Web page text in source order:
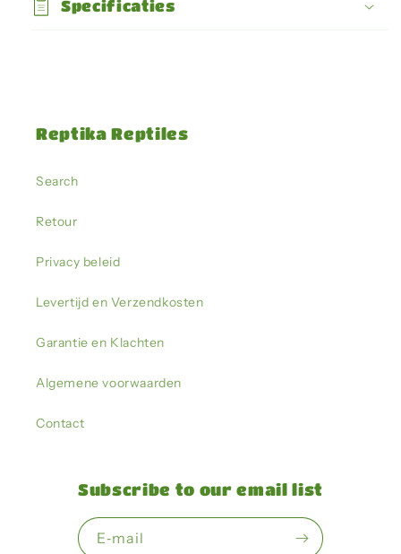
Specificaties
Reptika Reptiles
Search
Retour
Privacy beleid
Levertijd en Verzendkosten
Garantie en Klachten
Algemene voorwaarden
Contact
Subscribe to our email list
E‑mail